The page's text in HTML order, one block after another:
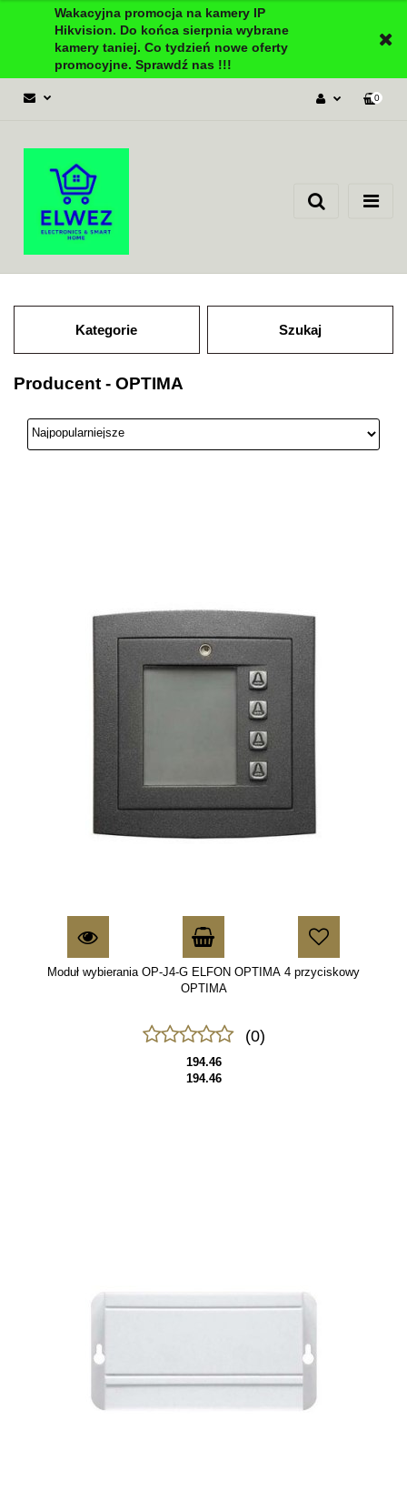
Wakacyjna promocja na kamery IP
Hikvision. Do końca sierpnia wybrane
kamery taniej. Co tydzień nowe oferty
promocyjne. Sprawdź nas !!!
Zgody cookies
0
Kategorie Szukaj
Producent - OPTIMA
Moduł wybierania OP-J4-G ELFON OPTIMA 4 przyciskowy
OPTIMA
(0)
194.46
194.46